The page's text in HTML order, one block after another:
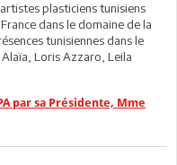
plasticiens tunisiens
dans le domaine de la
tunisiennes dans le
Loris Azzaro, Leila
par sa Présidente, Mme